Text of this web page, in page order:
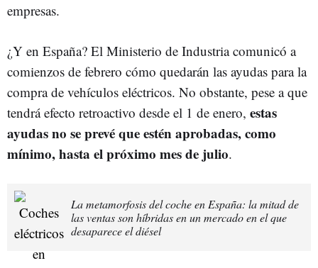
empresas.
¿Y en España? El Ministerio de Industria comunicó a
comienzos de febrero cómo quedarán las ayudas para la
compra de vehículos eléctricos. No obstante, pese a que
tendrá efecto retroactivo desde el 1 de enero, estas
ayudas no se prevé que estén aprobadas, como
mínimo, hasta el próximo mes de julio.
La metamorfosis del coche en España: la mitad de
las ventas son híbridas en un mercado en el que
desaparece el diésel